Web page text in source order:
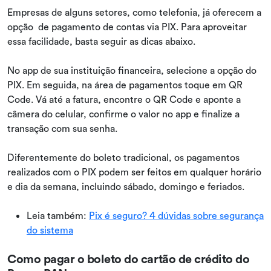
Empresas de alguns setores, como telefonia, já oferecem a
opção de pagamento de contas via PIX. Para aproveitar
essa facilidade, basta seguir as dicas abaixo.
No app de sua instituição financeira, selecione a opção do
PIX. Em seguida, na área de pagamentos toque em QR
Code. Vá até a fatura, encontre o QR Code e aponte a
câmera do celular, confirme o valor no app e finalize a
transação com sua senha.
Diferentemente do boleto tradicional, os pagamentos
realizados com o PIX podem ser feitos em qualquer horário
e dia da semana, incluindo sábado, domingo e feriados.
Leia também: Pix é seguro? 4 dúvidas sobre segurança
do sistema
Como pagar o boleto do cartão de crédito do